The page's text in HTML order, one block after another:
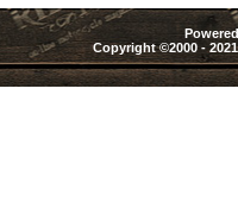
Copyright ©2000 -